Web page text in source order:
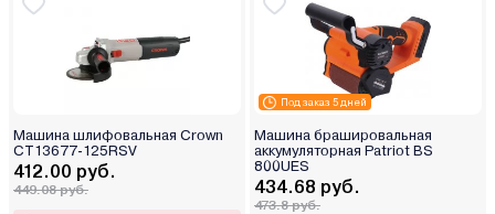
Машина шлифовальная Crown
CT13677-125RSV
412.00 руб.
449.08 руб.
Под заказ 5 дней
Машина брашировальная
аккумуляторная Patriot BS
800UES
434.68 руб.
473.8 руб.